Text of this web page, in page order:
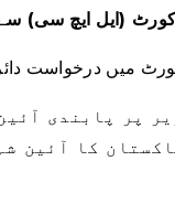
کورٹ (ایل ایچ سی)
میں درخواست دائر
پر پابندی
کا آئین